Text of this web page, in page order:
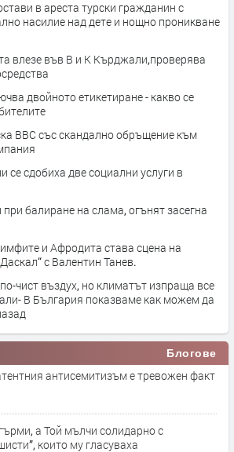
в ареста турски гражданин с
насилие над дете и нощно проникване
Кърджали,проверява
двойното етикетиране - какво се
ВВС със скандално обръщение към
се сдобиха две социални услуги в
при балиране на слама, огънят засегна
и Афродита става сцена на
с Валентин Танев.
чист въздух, но климатът изпраща все
В България показваме как можем да
Блогове
антисемитизъм е тревожен факт
а Той мълчи солидарно с
които му гласуваха